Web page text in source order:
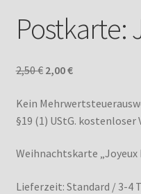
IMPRESSUM
Postkarte:
2,50€ Ursprünglicher
war:
2,50 €
2,00€Aktueller
ist:
2,00 €.
Kein
§19 (1) UStG. kostenloser
Weihnachtskarte „Joyeux
Lieferzeit: Standard / 3-4